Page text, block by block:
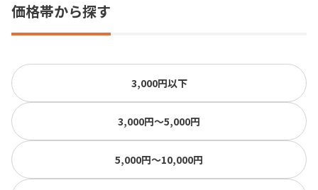
価格帯から探す
3,000円以下
3,000円〜5,000円
5,000円〜10,000円